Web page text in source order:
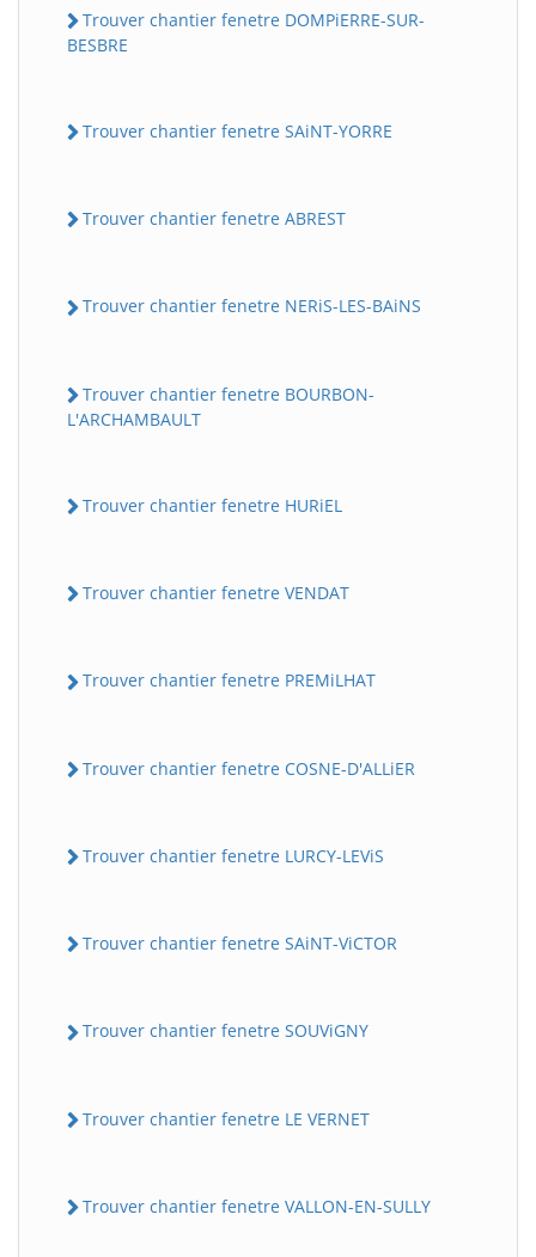
Trouver chantier fenetre DOMPiERRE-SUR-
BESBRE
Trouver chantier fenetre SAiNT-YORRE
Trouver chantier fenetre ABREST
Trouver chantier fenetre NERiS-LES-BAiNS
Trouver chantier fenetre BOURBON-
L'ARCHAMBAULT
Trouver chantier fenetre HURiEL
Trouver chantier fenetre VENDAT
Trouver chantier fenetre PREMiLHAT
Trouver chantier fenetre COSNE-D'ALLiER
Trouver chantier fenetre LURCY-LEViS
Trouver chantier fenetre SAiNT-ViCTOR
Trouver chantier fenetre SOUViGNY
Trouver chantier fenetre LE VERNET
Trouver chantier fenetre VALLON-EN-SULLY